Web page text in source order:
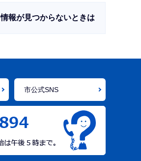
情報が見つからないときは
市公式SNS